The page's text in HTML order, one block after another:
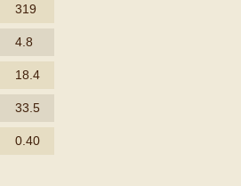
319
4.8
18.4
33.5
0.40